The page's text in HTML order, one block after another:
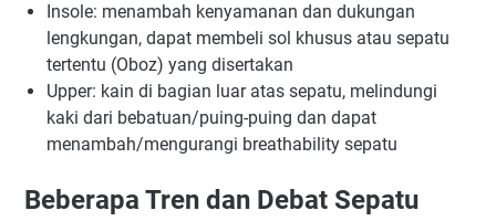
Insole: menambah kenyamanan dan dukungan
lengkungan, dapat membeli sol khusus atau sepatu
tertentu (Oboz) yang disertakan
Upper: kain di bagian luar atas sepatu, melindungi
kaki dari bebatuan/puing-puing dan dapat
menambah/mengurangi breathability sepatu
Beberapa Tren dan Debat Sepatu